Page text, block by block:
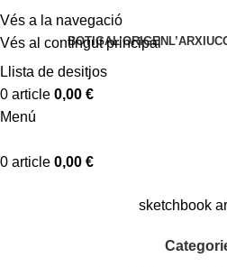
Vés a la navegació
Vés al contingut principal
BOTIGAL’ORIGEN L’ARXIU
Llista de desitjos
0 article 0,00 €
Menú
0 article 0,00 €
sketchbook